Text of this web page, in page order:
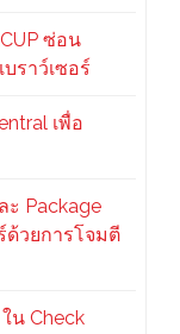
ซ่อน
ราว์เซอร์
เพื่อ
ละ Package
ด้วยการโจมตี
น Check